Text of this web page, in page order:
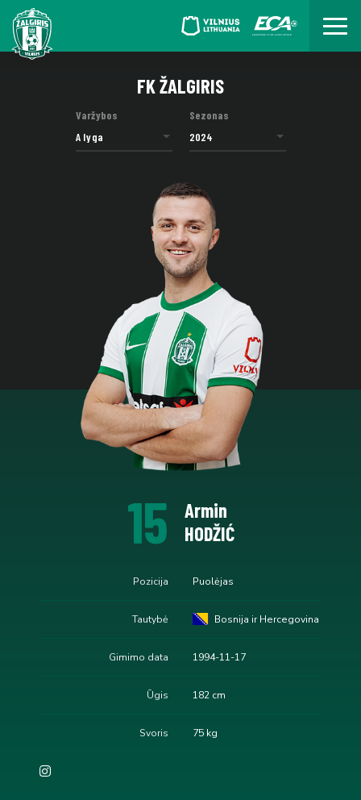
FK ŽALGIRIS
Varžybos
A lyga
Sezonas
2024
15
Armin
HODŽIĆ
Pozicija Puolėjas
Tautybė Bosnija ir Hercegovina
Gimimo data 1994-11-17
Ūgis 182 cm
Svoris 75 kg